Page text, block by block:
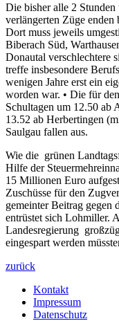
Die bisher alle 2
verlängerten Züge
Dort muss jeweils
Biberach Süd,
Donautal verschlechtere
treffe insbesondere
wenigen Jahre erst ein
worden war. • Die für
Schultagen um 12.50 ab
13.52 ab Herbertingen
Saulgau fallen aus.
Wie die grünen
Hilfe der
15 Millionen Euro
Zuschüsse für den
gemeinter Beitrag gegen
entrüstet sich Lohmiller.
Landesregierung
eingespart werden
zurück
Kontakt
Impressum
Datenschutz